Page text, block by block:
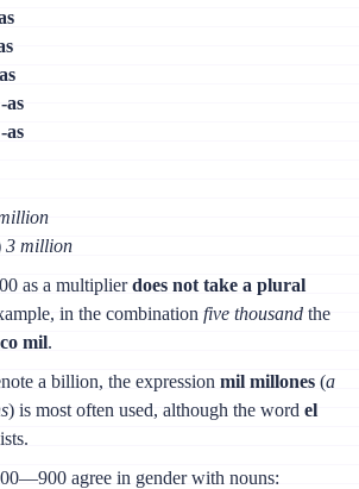
as
as
3 million
as a multiplierdoes not take a plural
in the combinationfive thousand the
mil.
a billion, the expressionmil millones (a
) is most often used, although the wordel
agree in gender with nouns: